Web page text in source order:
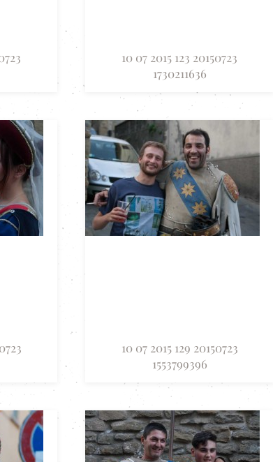
10 07 2015 123 20150723
1730211636
10 07 2015 129 20150723
1553799396